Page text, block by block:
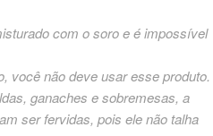
com o soro e é impossível
você não deve usar esse produto.
ganaches e sobremesas, a
ser fervidas, pois ele não talha